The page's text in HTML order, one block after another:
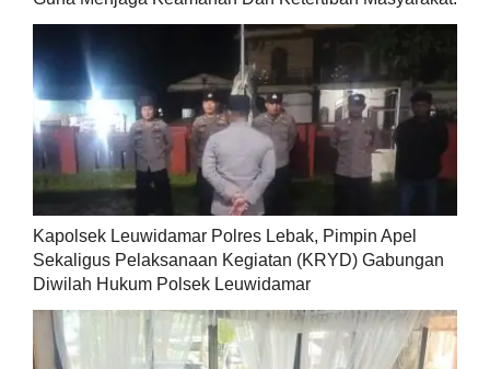
Kapolsek Leuwidamar Polres Lebak, Pimpin Apel
Sekaligus Pelaksanaan Kegiatan (KRYD) Gabungan
Diwilah Hukum Polsek Leuwidamar